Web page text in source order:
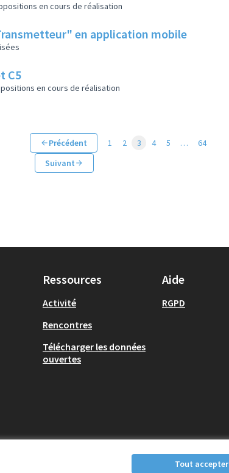
Tout accepter
en cours de réalisation
en application mobile
C5
en cours de réalisation
Précédent 1 2 3 4 5 …
64
Suivant
Ressources
Activité
Rencontres
Télécharger les données
ouvertes
Aide
RGPD